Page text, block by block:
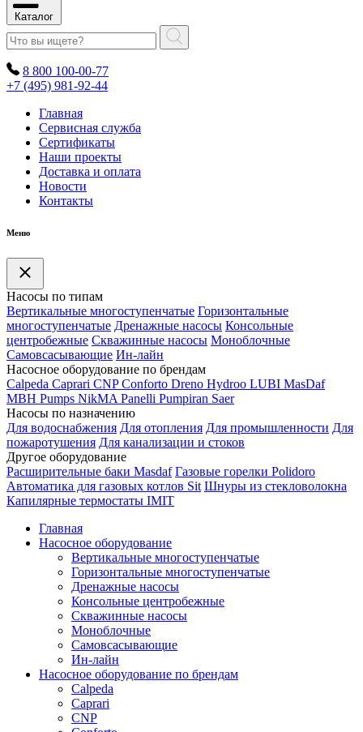
Каталог
8 800 100-00-77
+7 (495) 981-92-44
Главная
Сервисная служба
Сертификаты
Наши проекты
Доставка и оплата
Новости
Контакты
Меню
Насосы по типам
Вертикальные многоступенчатые Горизонтальные
многоступенчатые Дренажные насосы Консольные
центробежные Скважинные насосы Моноблочные
Самовсасывающие Ин-лайн
Насосное оборудование по брендам
Calpeda Caprari CNP Conforto Dreno Hydroo LUBI MasDaf
MBH Pumps NikMA Panelli Pumpiran Saer
Насосы по назначению
Для водоснабжения Для отопления Для промышленности Для
пожаротушения Для канализации и стоков
Другое оборудование
Расширительные баки Masdaf Газовые горелки Polidoro
Автоматика для газовых котлов Sit Шнуры из стекловолокна
Капилярные термостаты IMIT
Главная
Насосное оборудование
Вертикальные многоступенчатые
Горизонтальные многоступенчатые
Дренажные насосы
Консольные центробежные
Скважинные насосы
Моноблочные
Самовсасывающие
Ин-лайн
Насосное оборудование по брендам
Calpeda
Caprari
CNP